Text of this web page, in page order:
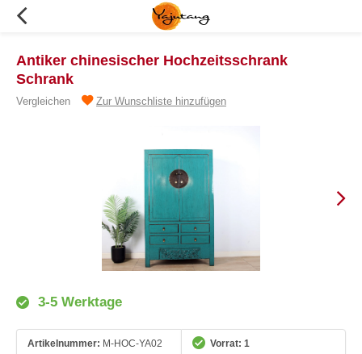
Antiker chinesischer Hochzeitsschrank
Schrank
Vergleichen Zur Wunschliste hinzufügen
3-5 Werktage
Artikelnummer: M-HOC-YA02 Vorrat: 1